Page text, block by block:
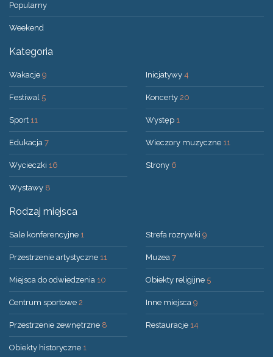
Popularny
Weekend
Kategoria
Wakacje 9
Festiwal 5
Sport 11
Edukacja 7
Wycieczki 16
Wystawy 8
Inicjatywy 4
Koncerty 20
Występ 1
Wieczory muzyczne 11
Strony 6
Rodzaj miejsca
Sale konferencyjne 1
Przestrzenie artystyczne 11
Miejsca do odwiedzenia 10
Centrum sportowe 2
Przestrzenie zewnętrzne 8
Obiekty historyczne 1
Strefa rozrywki 9
Muzea 7
Obiekty religijne 5
Inne miejsca 9
Restauracje 14